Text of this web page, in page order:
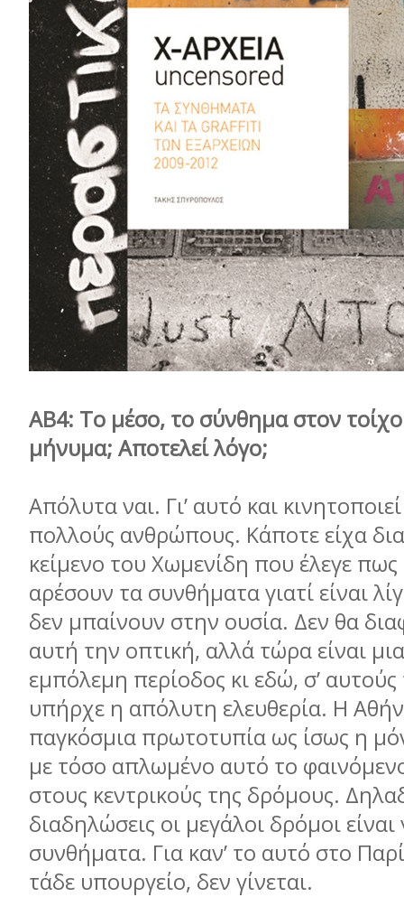
ΑΒ4: Το μέσο, το σύνθημα στον
μήνυμα; Αποτελεί λόγο;
Απόλυτα ναι. Γι’ αυτό και
πολλούς ανθρώπους. Κάποτε είχα
κείμενο του Χωμενίδη που έλεγε
αρέσουν τα συνθήματα γιατί είναι
δεν μπαίνουν στην ουσία. Δεν θα
αυτή την οπτική, αλλά τώρα είναι
εμπόλεμη περίοδος κι εδώ, σ’ αυτούς
υπήρχε η απόλυτη ελευθερία. Η
παγκόσμια πρωτοτυπία ως ίσως η
με τόσο απλωμένο αυτό το
στους κεντρικούς της δρόμους.
διαδηλώσεις οι μεγάλοι δρόμοι είναι
συνθήματα. Για καν’ το αυτό στο
τάδε υπουργείο, δεν γίνεται.